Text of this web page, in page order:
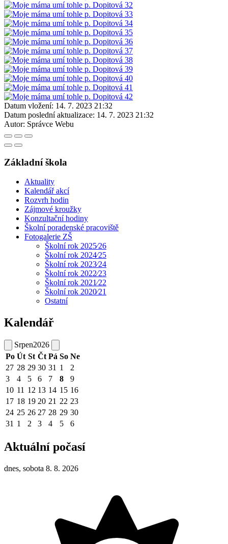
Datum vložení: 14. 7. 2023 21:32
Datum poslední aktualizace: 14. 7. 2023 21:32
Autor: Správce Webu
Základní škola
Aktuality
Kalendář akcí
Rozvrh hodin
Zájmové kroužky
Konzultační hodiny
Školní poradenské pracoviště
Fotogalerie ZŠ
Školní rok 2025⁄26
Školní rok 2024⁄25
Školní rok 2023⁄24
Školní rok 2022⁄23
Školní rok 2021⁄22
Školní rok 2020⁄21
Ostatní
Kalendář
Srpen2026
Po Út St Čt Pá So Ne
27 28 29 30 31 1
2
3
4 5 6 7 8
9
10 11 12 13 14 15 16
17 18 19 20 21 22 23
24 25 26 27 28 29 30
31 1 2 3 4 5 6
Aktuální počasí
dnes, sobota 8. 8. 2026